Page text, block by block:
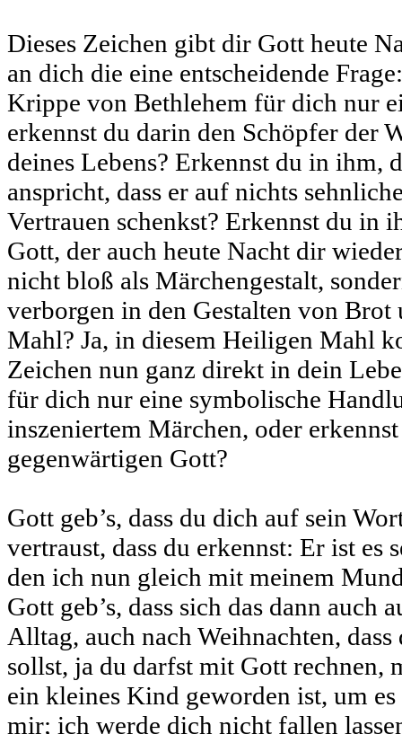
Dieses Zeichen gibt dir Gott heute
an dich die eine entscheidende
Krippe von Bethlehem für dich nur
erkennst du darin den Schöpfer der
deines Lebens? Erkennst du in ihm,
anspricht, dass er auf nichts
Vertrauen schenkst? Erkennst du in
Gott, der auch heute Nacht dir
nicht bloß als Märchengestalt,
verborgen in den Gestalten von
Mahl? Ja, in diesem Heiligen Mahl
Zeichen nun ganz direkt in dein
für dich nur eine symbolische
inszeniertem Märchen, oder
gegenwärtigen Gott?
Gott geb’s, dass du dich auf sein
vertraust, dass du erkennst: Er ist es
den ich nun gleich mit meinem
Gott geb’s, dass sich das dann auch
Alltag, auch nach Weihnachten,
sollst, ja du darfst mit Gott rechnen,
ein kleines Kind geworden ist, um
mir; ich werde dich nicht fallen